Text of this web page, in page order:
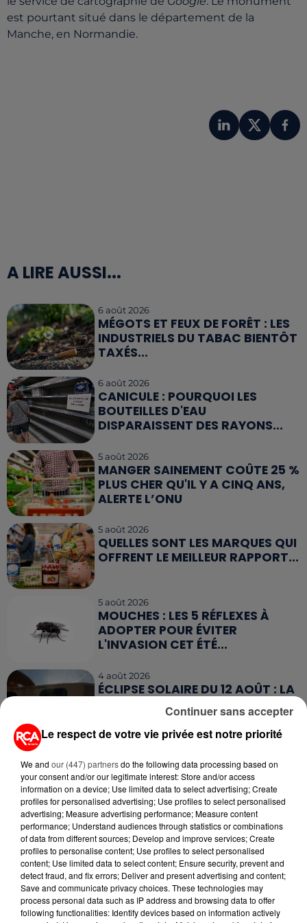
est pourtant situé dans le département de la
Manche, en Normandie.
A LIRE AUSSI...
6 août 2026
MÉGOTS ET FEUX DE FORÊT : LES
INDUSTRIELS DU TABAC BIENTÔT
TAXÉS...
6 août 2026
CANICULE : POURQUOI LES
BOUTEILLES D'EAU
DISPARAISSENT DES RAYONS...
5 août 2026
MANGER SAINEMENT COÛTE 25 %
PLUS CHER QU'IL Y A CINQ ANS,
ALERTE L’ONU
5 août 2026
QUELLES SONT LES MARQUES QUI
OFFRENT LE MEILLEUR RAPPORT...
5 août 2026
MOUCHES : LES 5 RÉFLEXES À
ADOPTER POUR ÉVITER
L'INVASION CET ÉTÉ...
4 août 2026
ÉCLIPSE SOLAIRE DU 12 AOÛT : LA
RUÉE VERS LES LUNETTES DE...
RETROUVEZ TOUTE L'ACTU DE LA RÉGION ET
RECEVEZ LES ALERTES INFOS DE LA RÉDACTION
EN TÉLÉCHARGEANT L'APPLICATION MOBILE
RCA
LA RÉDACTION Voir toute l'équipe RCA
Le respect de votre vie privée est notre priorité
We and our (447) partnersdo the following data processing based on
your consent and/or our legitimate interest: Store and/or access
information on a device; Use limited data to select advertising; Create
profiles for personalised advertising; Use profiles to select personalised
advertising; Measure advertising performance; Measure content
performance; Understand audiences through statistics or combinations
of data from different sources; Develop and improve services; Create
profiles to personalise content; Use profiles to select personalised
content; Use limited data to select content; Ensure security, prevent and
detect fraud, and fix errors; Deliver and present advertising and content;
Save and communicate privacy choices. These technologies may
process personal data such as IP address and browsing data to offer
following functionalities: Identify devices based on information actively
Continuer sans accepter